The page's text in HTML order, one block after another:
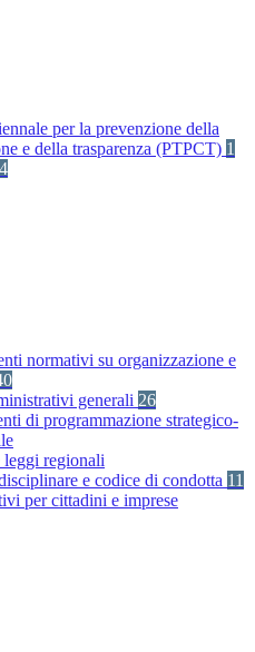
per la prevenzione della
e della trasparenza (PTPCT) 1
normativi su organizzazione e
generali 26
di programmazione strategico-
leggi regionali
e codice di condotta 11
per cittadini e imprese